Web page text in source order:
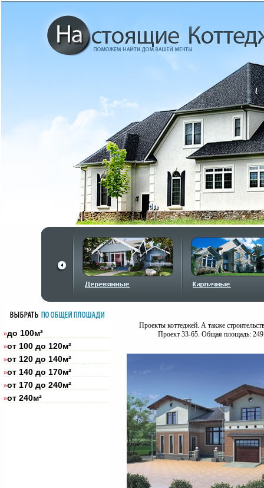
»до 100м²
»от 100 до 120м²
»от 120 до 140м²
»от 140 до 170м²
»от 170 до 240м²
»от 240м²
Проекты коттеджей. А также
Проект 33-65. Общая площадь: